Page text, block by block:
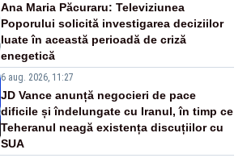
Ana Maria Păcuraru: Televiziunea
Poporului solicită investigarea deciziilor
luate în această perioadă de criză
enegetică
6 aug. 2026, 11:27
JD Vance anunță negocieri de pace
dificile și îndelungate cu Iranul, în timp ce
Teheranul neagă existența discuțiilor cu
SUA